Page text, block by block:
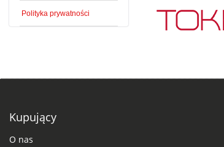
Polityka prywatności
Kupujący
O nas